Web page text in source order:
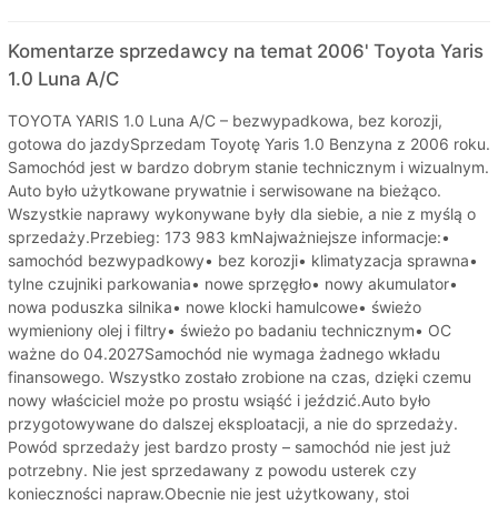
Komentarze sprzedawcy na temat 2006' Toyota Yaris
1.0 Luna A/C
TOYOTA YARIS 1.0 Luna A/C – bezwypadkowa, bez korozji,
gotowa do jazdySprzedam Toyotę Yaris 1.0 Benzyna z 2006 roku.
Samochód jest w bardzo dobrym stanie technicznym i wizualnym.
Auto było użytkowane prywatnie i serwisowane na bieżąco.
Wszystkie naprawy wykonywane były dla siebie, a nie z myślą o
sprzedaży.Przebieg: 173 983 kmNajważniejsze informacje:•
samochód bezwypadkowy• bez korozji• klimatyzacja sprawna•
tylne czujniki parkowania• nowe sprzęgło• nowy akumulator•
nowa poduszka silnika• nowe klocki hamulcowe• świeżo
wymieniony olej i filtry• świeżo po badaniu technicznym• OC
ważne do 04.2027Samochód nie wymaga żadnego wkładu
finansowego. Wszystko zostało zrobione na czas, dzięki czemu
nowy właściciel może po prostu wsiąść i jeździć.Auto było
przygotowywane do dalszej eksploatacji, a nie do sprzedaży.
Powód sprzedaży jest bardzo prosty – samochód nie jest już
potrzebny. Nie jest sprzedawany z powodu usterek czy
konieczności napraw.Obecnie nie jest użytkowany, stoi